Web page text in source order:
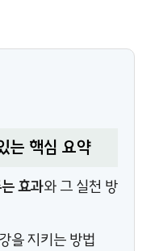
는 핵심 요약
효과와 그 실천 방
을 지키는 방법